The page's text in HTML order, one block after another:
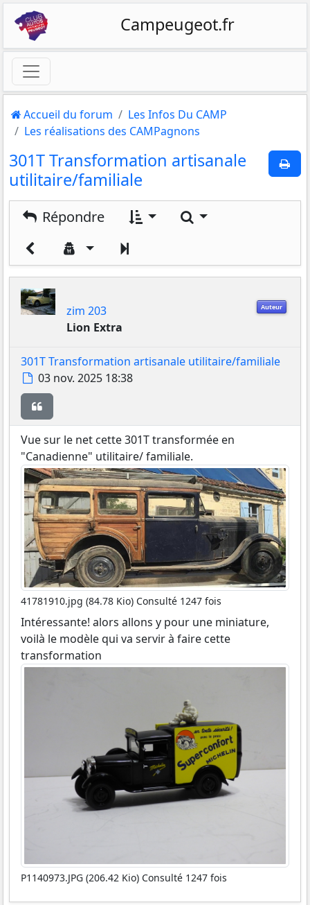
Campeugeot.fr
Accueil du forum
Les Infos Du CAMP
Les réalisations des CAMPagnons
301T Transformation artisanale
utilitaire/familiale
Répondre
Rechercher
Auteur
zim 203
Lion Extra
301T Transformation artisanale utilitaire/familiale
Message
03 nov. 2025 18:38
Vue sur le net cette 301T transformée en
"Canadienne" utilitaire/ familiale.
41781910.jpg (84.78 Kio) Consulté 1247 fois
Intéressante! alors allons y pour une miniature,
voilà le modèle qui va servir à faire cette
transformation
P1140973.JPG (206.42 Kio) Consulté 1247 fois